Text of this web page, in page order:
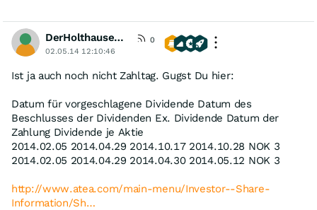
DerHolthausener
0
02.05.14 12:10:46
Ist ja auch noch nicht Zahltag. Gugst Du hier:
Datum für vorgeschlagene Dividende Datum des
Beschlusses der Dividenden Ex. Dividende Datum der
Zahlung Dividende je Aktie
2014.02.05 2014.04.29 2014.10.17 2014.10.28 NOK 3
2014.02.05 2014.04.29 2014.04.30 2014.05.12 NOK 3
http://www.atea.com/main-menu/Investor--Share-
Information/Sh…